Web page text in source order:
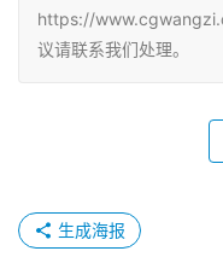
https://
议请联系我们处理。
生成海报